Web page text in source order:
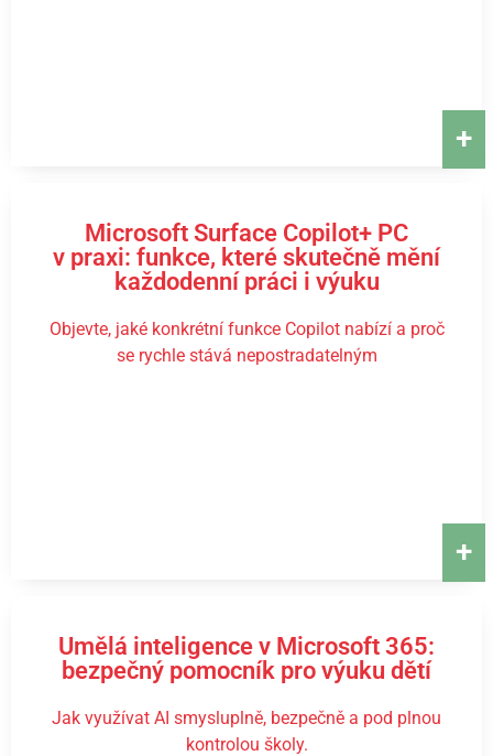
+
Microsoft Surface Copilot+ PC
v praxi: funkce, které skutečně mění
každodenní práci i výuku
Objevte, jaké konkrétní funkce Copilot nabízí a proč
se rychle stává nepostradatelným
+
Umělá inteligence v Microsoft 365:
bezpečný pomocník pro výuku dětí
Jak využívat AI smysluplně, bezpečně a pod plnou
kontrolou školy.